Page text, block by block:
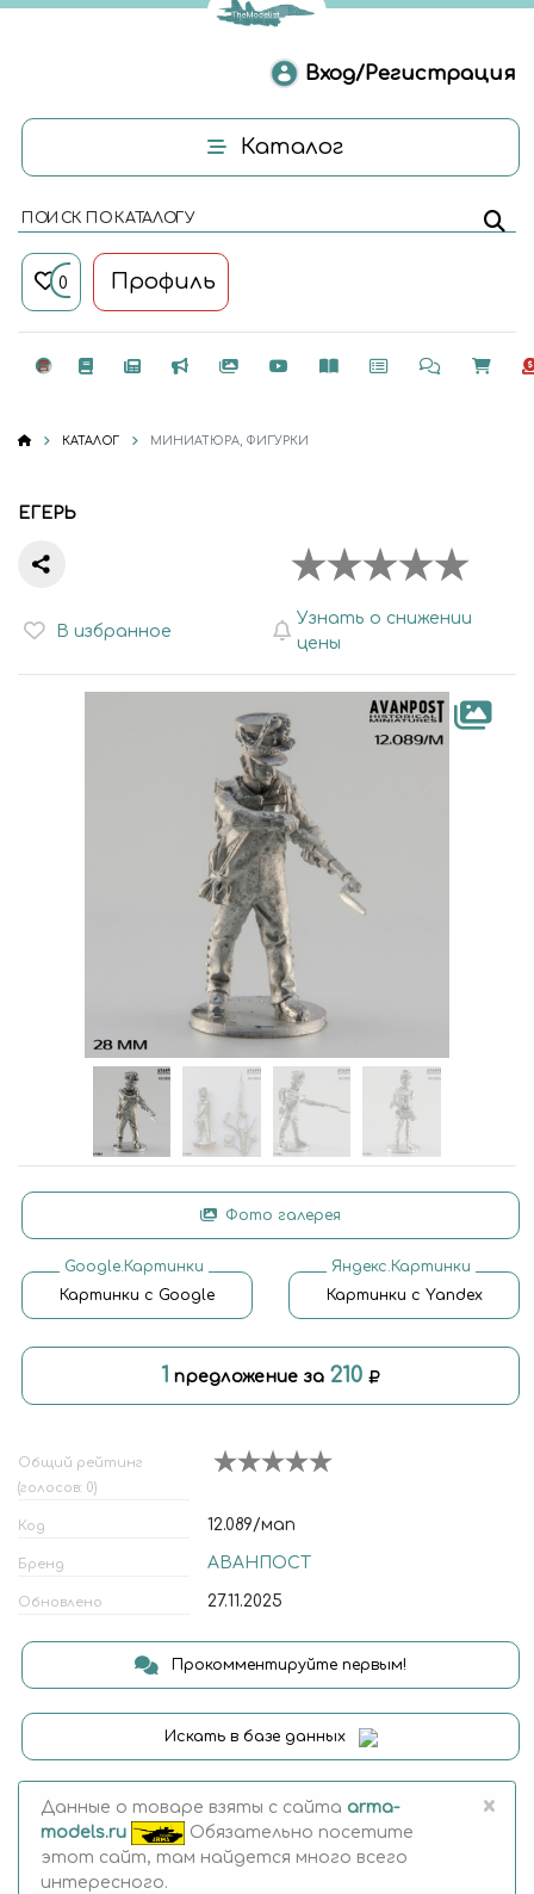
Вход/Регистрация
Каталог
ПОИСК ПО КАТАЛОГУ
0 Профиль
КАТАЛОГ МИНИАТЮРА, ФИГУРКИ
ЕГЕРЬ
В избранное
Узнать о снижении
цены
Фото галерея
Google.Картинки
Картинки с Google
Яндекс.Картинки
Картинки с Yandex
1 предложение за 210
Общий рейтинг
(голосов: 0)
Код 12.089/мап
Бренд АВАНПОСТ
Обновлено 27.11.2025
Прокомментируйте первым!
Искать в базе данных
Данные о товаре взяты с сайта arma-
models.ru
Обязательно посетите
этот сайт, там найдется много всего
интересного.
×